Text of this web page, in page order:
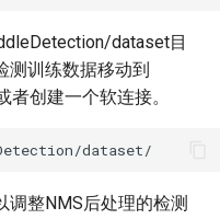
dataset目
测训练数据移动到
创建一个软连接。
调整NMS后处理的检测